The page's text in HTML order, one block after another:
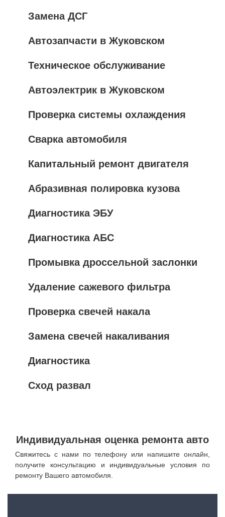
Замена ДСГ
Автозапчасти в Жуковском
Техническое обслуживание
Автоэлектрик в Жуковском
Проверка системы охлаждения
Сварка автомобиля
Капитальный ремонт двигателя
Абразивная полировка кузова
Диагностика ЭБУ
Диагностика АБС
Промывка дроссельной заслонки
Удаление сажевого фильтра
Проверка свечей накала
Замена свечей накаливания
Диагностика
Сход развал
Индивидуальная оценка ремонта авто
Свяжитесь с нами по телефону или напишите онлайн,
получите консультацию и индивидуальные условия по
ремонту Вашего автомобиля.